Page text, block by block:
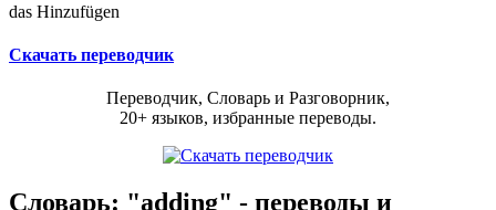
das Hinzufügen
Скачать переводчик
Переводчик, Словарь и Разговорник,
20+ языков, избранные переводы.
Словарь: "adding" - переводы и